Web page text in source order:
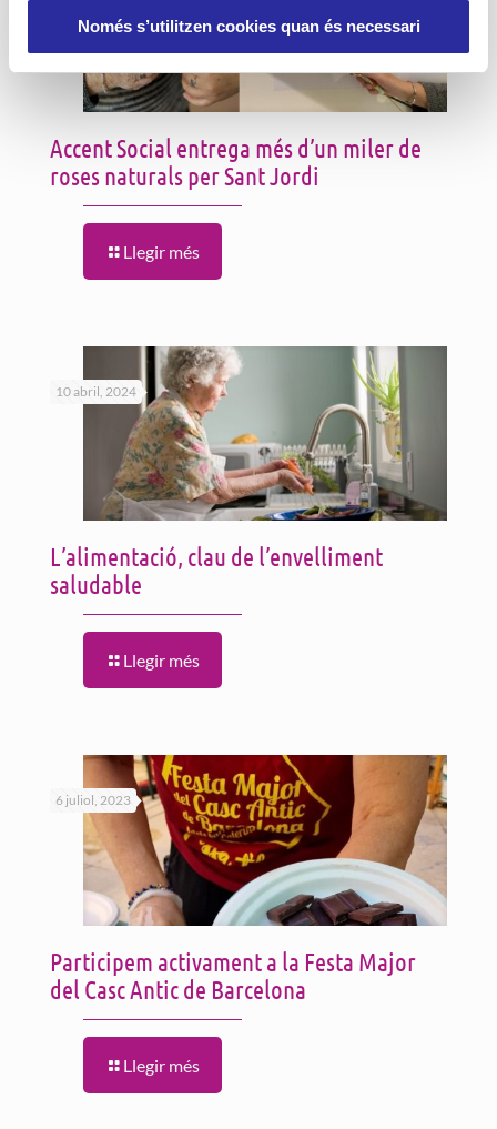
Només s’utilitzen cookies quan és necessari
Accent Social entrega més d’un miler de
roses naturals per Sant Jordi
Llegir més
10 abril, 2024
L’alimentació, clau de l’envelliment
saludable
Llegir més
6 juliol, 2023
Participem activament a la Festa Major
del Casc Antic de Barcelona
Llegir més